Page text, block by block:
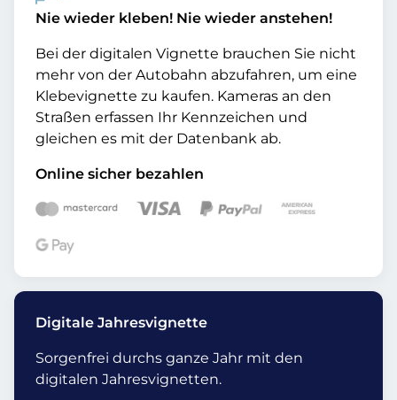
Nie wieder kleben! Nie wieder anstehen!
Bei der digitalen Vignette brauchen Sie nicht
mehr von der Autobahn abzufahren, um eine
Klebevignette zu kaufen. Kameras an den
Straßen erfassen Ihr Kennzeichen und
gleichen es mit der Datenbank ab.
Online sicher bezahlen
Digitale Jahresvignette
Sorgenfrei durchs ganze Jahr mit den
digitalen Jahresvignetten.